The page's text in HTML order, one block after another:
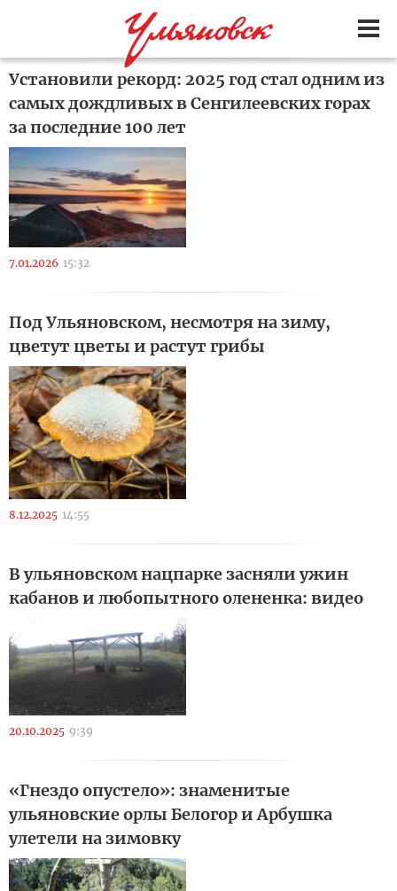
Установили рекорд: 2025 год стал одним из
самых дождливых в Сенгилеевских горах
за последние 100 лет
7.01.2026 15:32
Под Ульяновском, несмотря на зиму,
цветут цветы и растут грибы
8.12.2025 14:55
В ульяновском нацпарке засняли ужин
кабанов и любопытного олененка: видео
20.10.2025 9:39
«Гнездо опустело»: знаменитые
ульяновские орлы Белогор и Арбушка
улетели на зимовку